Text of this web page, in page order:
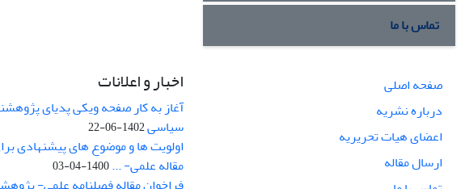
تماس با ما
صفحه اصلی
درباره نشریه
اعضای هیات تحریریه
ارسال مقاله
اخبار و اعلانات
آغاز به کار صفحه ویکی پدیای
سیاسی1402-06-22
اولویت ها و موضوع های پیشنهادی
مقاله علمی- ...1400-04-03